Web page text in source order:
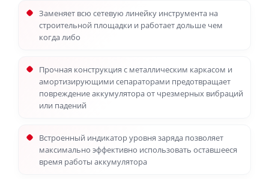
Заменяет всю сетевую линейку инструмента на
строительной площадки и работает дольше чем
когда либо
Прочная конструкция с металлическим каркасом и
амортизирующими сепараторами предотвращает
повреждение аккумулятора от чрезмерных вибраций
или падений
Встроенный индикатор уровня заряда позволяет
максимально эффективно использовать оставшееся
время работы аккумулятора